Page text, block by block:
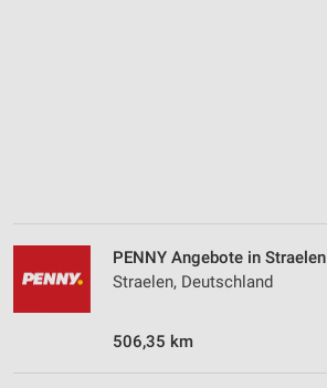
PENNY Angebote in Straelen
Straelen, Deutschland
506,35 km
Verwendung genauer Standortdaten
Geräte anhand von aktiv angeforderten
Informationen identifizieren
Nicht-IAB-Verarbeitungszwecke: